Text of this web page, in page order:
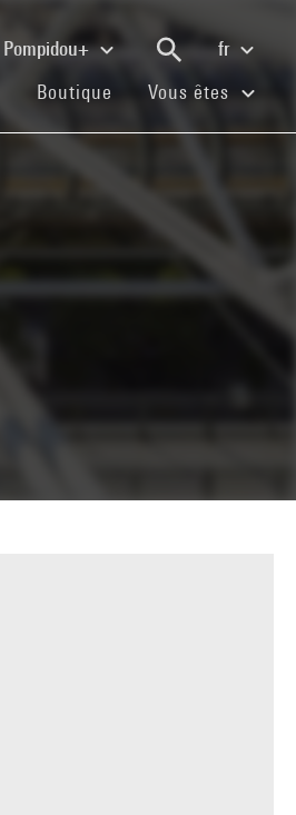
Pompidou+
fr
(current)
Boutique (current)
Vous êtes